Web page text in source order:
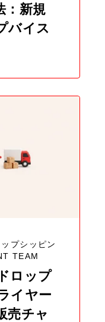
：新規
バイス
プシッピン
TEAM
ロップ
イヤー
売チャ